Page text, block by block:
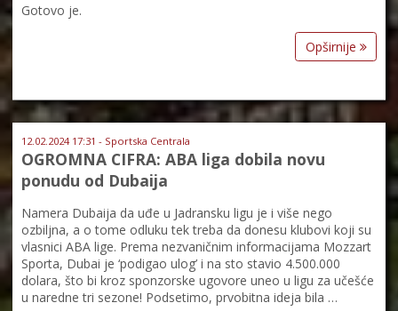
Gotovo je.
Opširnije
12.02.2024 17:31 - Sportska Centrala
OGROMNA CIFRA: ABA liga dobila novu
ponudu od Dubaija
Namera Dubaija da uđe u Jadransku ligu je i više nego
ozbiljna, a o tome odluku tek treba da donesu klubovi koji su
vlasnici ABA lige. Prema nezvaničnim informacijama Mozzart
Sporta, Dubai je ‘podigao ulog’ i na sto stavio 4.500.000
dolara, što bi kroz sponzorske ugovore uneo u ligu za učešće
u naredne tri sezone! Podsetimo, prvobitna ideja bila …